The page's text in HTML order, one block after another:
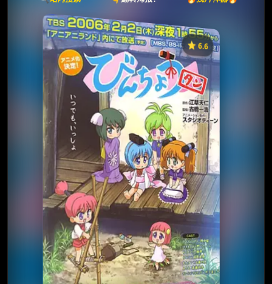
⭐️ 6.6
《备长炭》
⭐
收藏
⭐️ 评分：6.6 | 🎬 2006年
✅ 已完结
夸克网盘
失效请反馈
天天领红包